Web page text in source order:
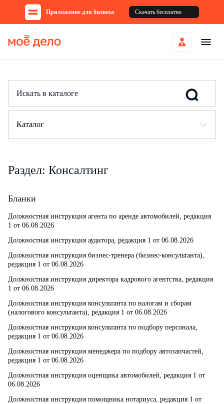
Приложение для бизнеса Скачать бесплатно
Каталог
Раздел: Консалтинг
Бланки
Должностная инструкция агента по аренде автомобилей, редакция
1 от 06.08.2026
Должностная инструкция аудитора, редакция 1 от 06.08.2026
Должностная инструкция бизнес-тренера (бизнес-консультанта),
редакция 1 от 06.08.2026
Должностная инструкция директора кадрового агентства, редакция
1 от 06.08.2026
Должностная инструкция консультанта по налогам и сборам
(налогового консультанта), редакция 1 от 06.08.2026
Должностная инструкция консультанта по подбору персонала,
редакция 1 от 06.08.2026
Должностная инструкция менеджера по подбору автозапчастей,
редакция 1 от 06.08.2026
Должностная инструкция оценщика автомобилей, редакция 1 от
06.08.2026
Должностная инструкция помощника нотариуса, редакция 1 от